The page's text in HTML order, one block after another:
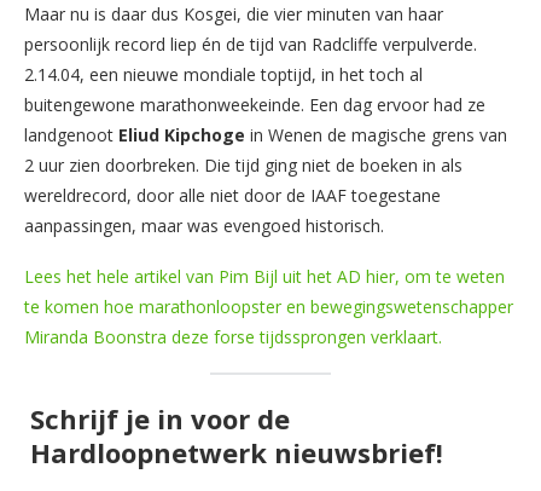
Maar nu is daar dus Kosgei, die vier minuten van haar
persoonlijk record liep én de tijd van Radcliffe verpulverde.
2.14.04, een nieuwe mondiale toptijd, in het toch al
buitengewone marathonweekeinde. Een dag ervoor had ze
landgenoot Eliud Kipchoge in Wenen de magische grens van
2 uur zien doorbreken. Die tijd ging niet de boeken in als
wereldrecord, door alle niet door de IAAF toegestane
aanpassingen, maar was evengoed historisch.
Lees het hele artikel van Pim Bijl uit het AD hier, om te weten
te komen hoe marathonloopster en bewegingswetenschapper
Miranda Boonstra deze forse tijdssprongen verklaart.
Schrijf je in voor de
Hardloopnetwerk nieuwsbrief!